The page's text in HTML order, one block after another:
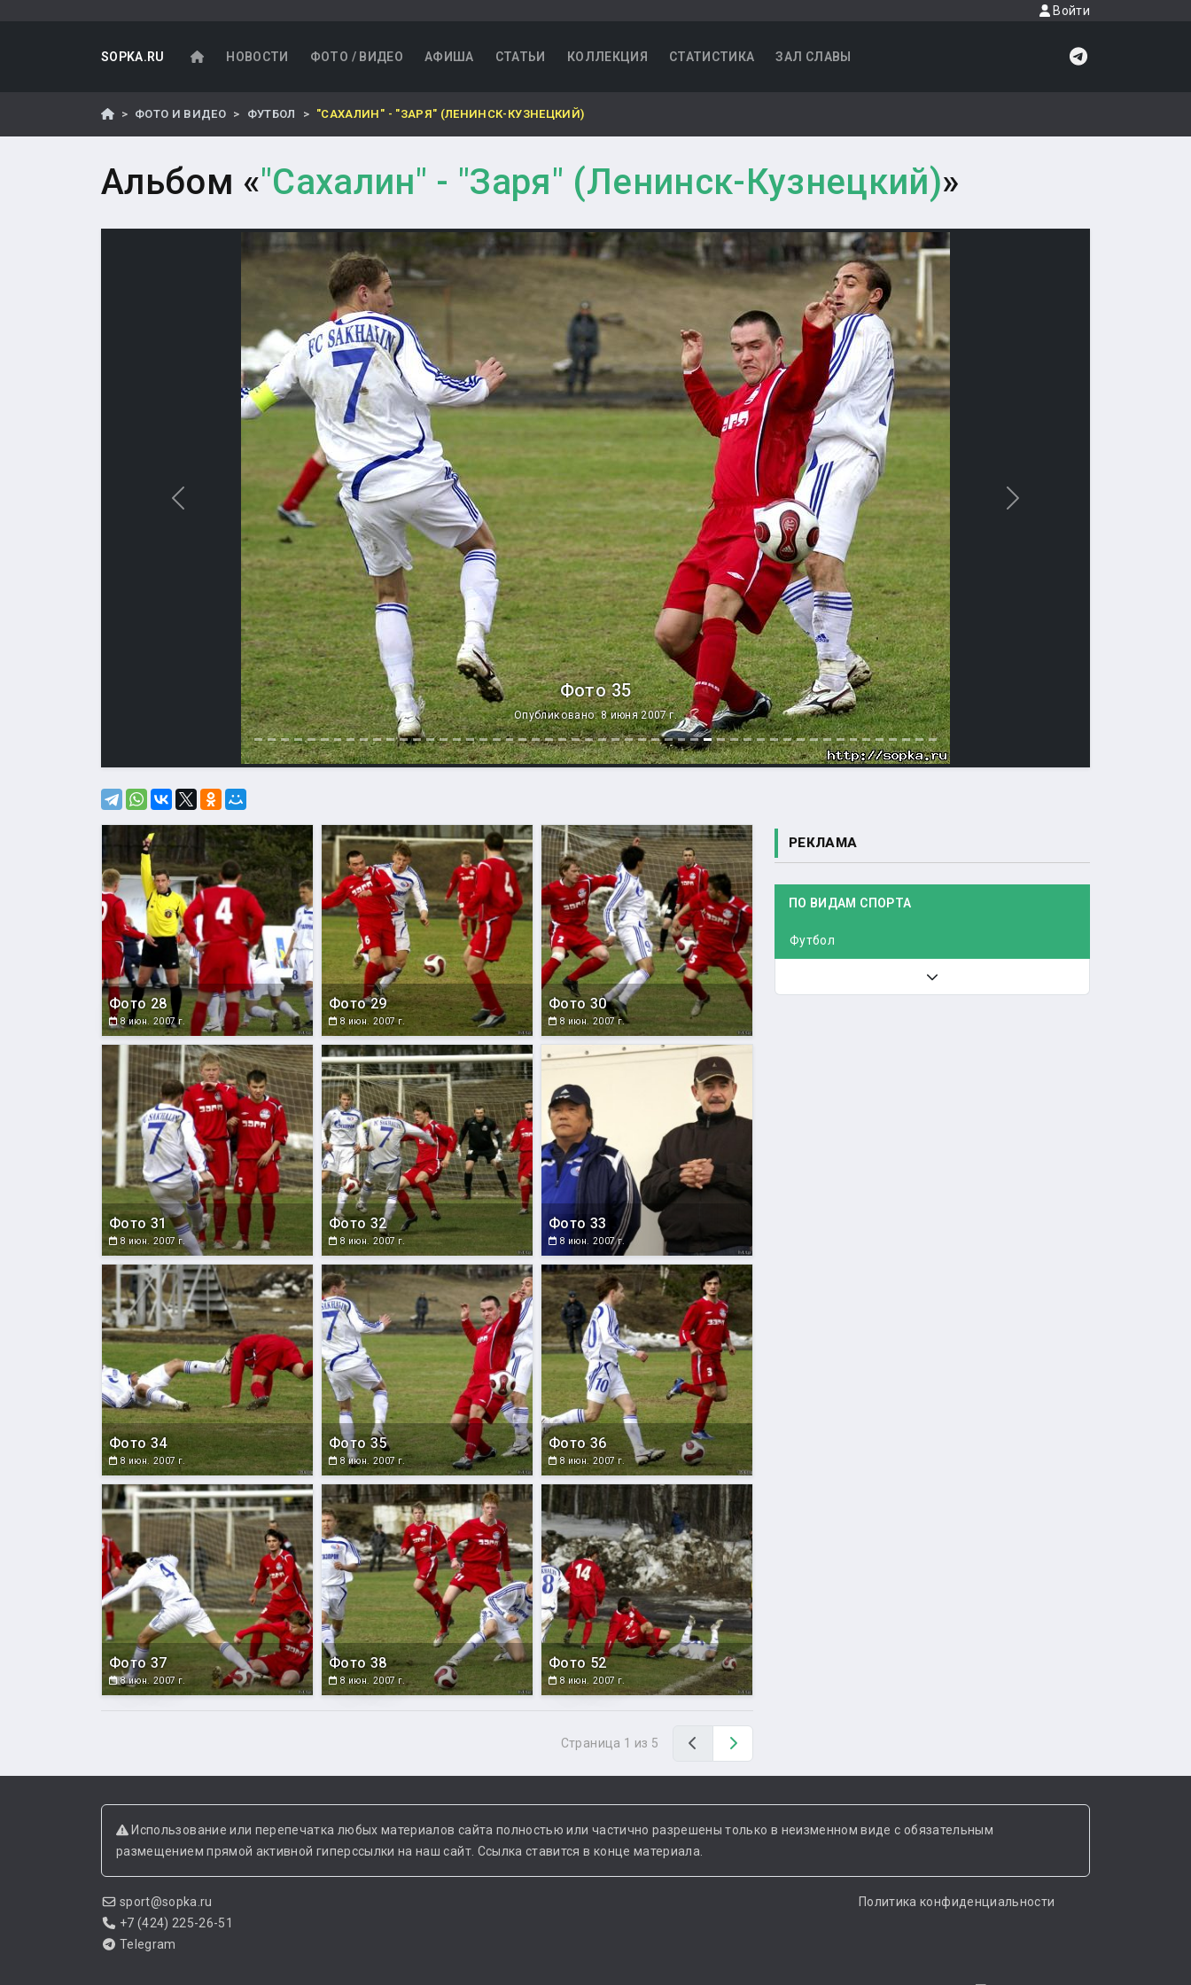
Войти
SOPKA.RU НОВОСТИ ФОТО / ВИДЕО АФИША СТАТЬИ КОЛЛЕКЦИЯ СТАТИСТИКА ЗАЛ СЛАВЫ
ФОТО И ВИДЕО ФУТБОЛ "САХАЛИН" - "ЗАРЯ" (ЛЕНИНСК-КУЗНЕЦКИЙ)
Альбом «"Сахалин" - "Заря" (Ленинск-Кузнецкий)»
Фото 35
Опубликовано: 8 июня 2007 г.
Назад Вперед
Фото 28
8 июн. 2007 г.
Фото 29
8 июн. 2007 г.
Фото 30
8 июн. 2007 г.
Фото 31
8 июн. 2007 г.
Фото 32
8 июн. 2007 г.
Фото 33
8 июн. 2007 г.
Фото 34
8 июн. 2007 г.
Фото 35
8 июн. 2007 г.
Фото 36
8 июн. 2007 г.
Фото 37
8 июн. 2007 г.
Фото 38
8 июн. 2007 г.
Фото 52
8 июн. 2007 г.
Страница 1 из 5 Назад
РЕКЛАМА
ПО ВИДАМ СПОРТА
Футбол
Использование или перепечатка любых материалов сайта полностью или частично разрешены только в неизменном виде с обязательным
размещением прямой активной гиперссылки на наш сайт. Ссылка ставится в конце материала.
sport@sopka.ru
+7 (424) 225-26-51
Telegram
Политика конфиденциальности